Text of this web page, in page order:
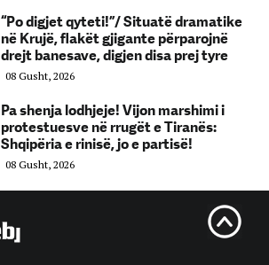
“Po digjet qyteti!”/ Situatë dramatike
në Krujë, flakët gjigante përparojnë
drejt banesave, digjen disa prej tyre
08 Gusht, 2026
Pa shenja lodhjeje! Vijon marshimi i
protestuesve në rrugët e Tiranës:
Shqipëria e rinisë, jo e partisë!
08 Gusht, 2026